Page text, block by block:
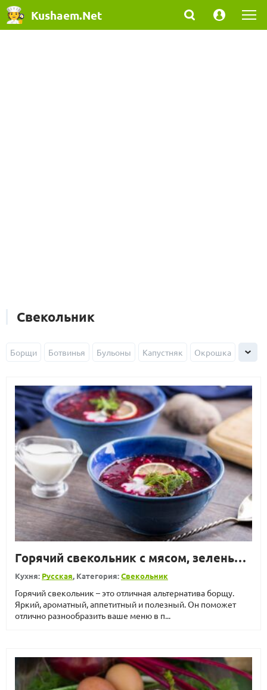
Kushaem.Net
Свекольник
Борщи Ботвинья Бульоны Капустняк Окрошка
Горячий свекольник с мясом, зеленью и сметаной
Кухня: Русская, Категория:Свекольник
Горячий свекольник – это отличная альтернатива борщу.
Яркий, ароматный, аппетитный и полезный. Он поможет
отлично разнообразить ваше меню в п...